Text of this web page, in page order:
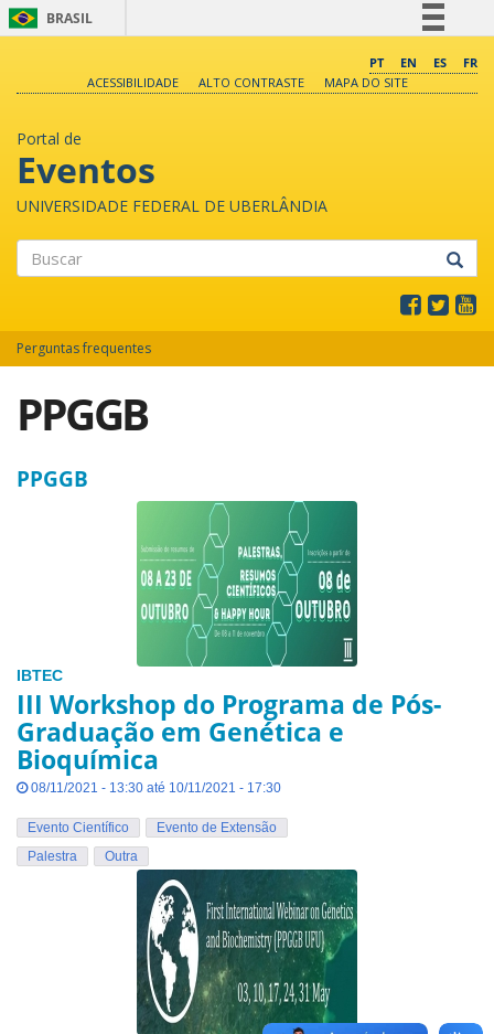
BRASIL
Comunica BR
PT EN ES
FR
ACESSIBILIDADE
ALTO CONTRASTE MAPA DO SITE
Portal de
Eventos
UNIVERSIDADE FEDERAL DE UBERLÂNDIA
Perguntas frequentes
PPGGB
PPGGB
IBTEC
III Workshop do Programa de Pós-
Graduação em Genética e
Bioquímica
08/11/2021 - 13:30 até 10/11/2021 - 17:30
Evento Científico
Evento de Extensão
Palestra
Outra